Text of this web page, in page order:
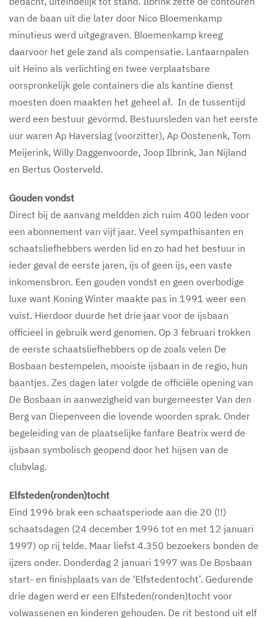
van de baan uit die later door Nico Bloemenkamp
minutieus werd uitgegraven. Bloemenkamp kreeg
daarvoor het gele zand als compensatie. Lantaarnpalen
uit Heino als verlichting en twee verplaatsbare
oorspronkelijk gele containers die als kantine dienst
moesten doen maakten het geheel af. In de tussentijd
werd een bestuur gevormd. Bestuursleden van het eerste
uur waren Ap Haverslag (voorzitter), Ap Oostenenk, Tom
Meijerink, Willy Daggenvoorde, Joop Ilbrink, Jan Nijland
en Bertus Oosterveld.
Gouden vondst
Direct bij de aanvang meldden zich ruim 400 leden voor
een abonnement van vijf jaar. Veel sympathisanten en
schaatsliefhebbers werden lid en zo had het bestuur in
ieder geval de eerste jaren, ijs of geen ijs, een vaste
inkomensbron. Een gouden vondst en geen overbodige
luxe want Koning Winter maakte pas in 1991 weer een
vuist. Hierdoor duurde het drie jaar voor de ijsbaan
officieel in gebruik werd genomen. Op 3 februari trokken
de eerste schaatsliefhebbers op de zoals velen De
Bosbaan bestempelen, mooiste ijsbaan in de regio, hun
baantjes. Zes dagen later volgde de officiële opening van
De Bosbaan in aanwezigheid van burgemeester Van den
Berg van Diepenveen die lovende woorden sprak. Onder
begeleiding van de plaatselijke fanfare Beatrix werd de
ijsbaan symbolisch geopend door het hijsen van de
clubvlag.
Elfsteden(ronden)tocht
Eind 1996 brak een schaatsperiode aan die 20 (!!)
schaatsdagen (24 december 1996 tot en met 12 januari
1997) op rij telde. Maar liefst 4.350 bezoekers bonden de
ijzers onder. Donderdag 2 januari 1997 was De Bosbaan
start- en finishplaats van de ‘Elfstedentocht’. Gedurende
drie dagen werd er een Elfsteden(ronden)tocht voor
volwassenen en kinderen gehouden. De rit bestond uit elf